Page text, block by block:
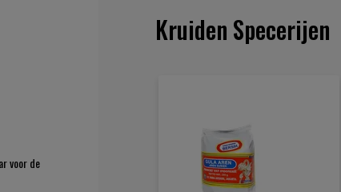
Kruiden Specerijen
voor de